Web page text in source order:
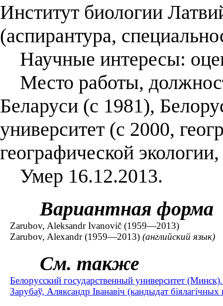
Институт биологии
(аспирантура,
Научные интересы:
Место работы,
Беларуси (с 1981),
университет (с 2000,
географической
Умер 16.12.2013.
Вариантная форма
Zarubov, Aleksandr Ivanovič (1959—2013)
Zarubov, Alexandr (1959—2013) (английский язык)
См. также
Белорусский государственный университет
Зарубаў, Аляксандр Іванавіч (кандыдат